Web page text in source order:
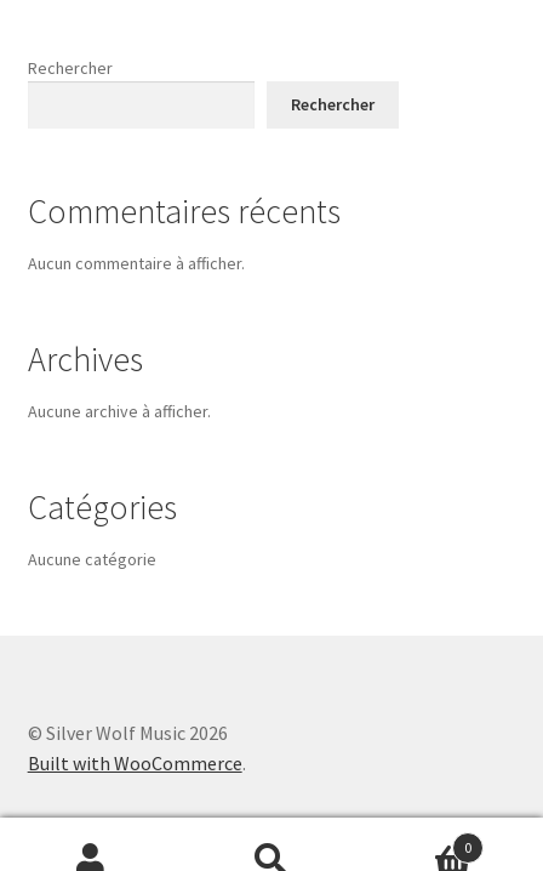
Rechercher
Rechercher
Commentaires récents
Aucun commentaire à afficher.
Archives
Aucune archive à afficher.
Catégories
Aucune catégorie
© Silver Wolf Music 2026
Built with WooCommerce.
0